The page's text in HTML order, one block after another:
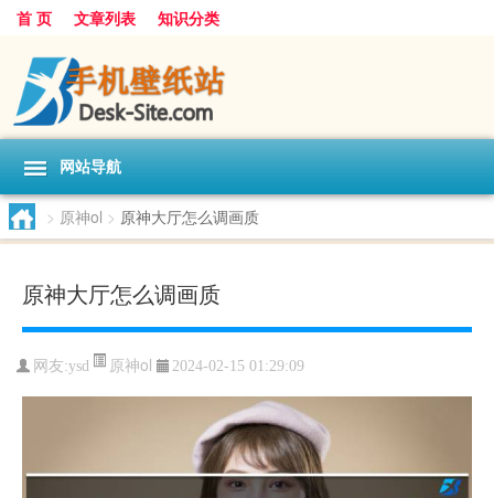
首 页 文章列表 知识分类
网站导航
> 原神ol > 原神大厅怎么调画质
原神大厅怎么调画质
网友:ysd 原神ol 2024-02-15 01:29:09